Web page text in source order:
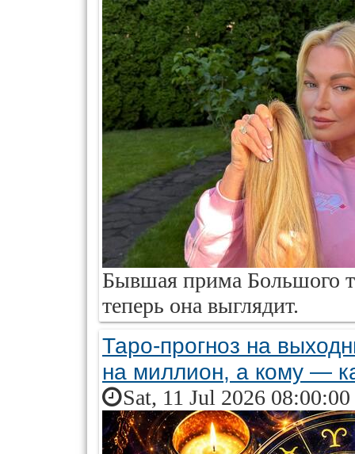
Бывшая прима Большого
теперь она выглядит.
Таро-прогноз на
на миллион, а кому —
Sat, 11 Jul 2026